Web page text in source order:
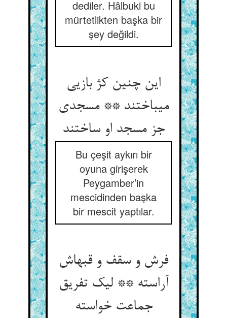
dediler. Hâlbuki bu
mürtetlikten başka bir
şey değildi.
این چنین کژ بازیی
می‏باختند ** مسجدی
جز مسجد او ساختند
Bu çeşit aykırı bir
oyuna girişerek
Peygamber’in
mescidinden başka
bir mescit yaptılar.
فرش و سقف و قبه‏اش
آراسته ** لیک تفریق
جماعت خواسته‏